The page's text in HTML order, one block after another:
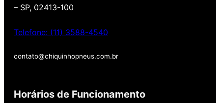
Europeu de qualidade!
– SP, 02413-100
Telefone: (11) 3588-4540
contato@chiquinhopneus.com.br
Horários de Funcionamento